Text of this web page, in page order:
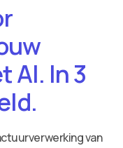
AI. In 3
van